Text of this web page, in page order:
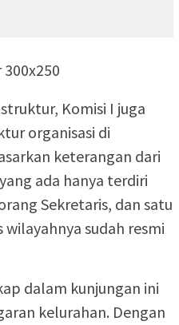
Komisi I juga
organisasi di
keterangan dari
ada hanya terdiri
Sekretaris, dan satu
sudah resmi
dalam kunjungan ini
kelurahan. Dengan